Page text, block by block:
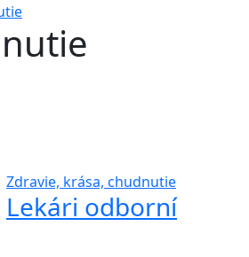
Zdravie, krása, chudnutie
Lekári odborní